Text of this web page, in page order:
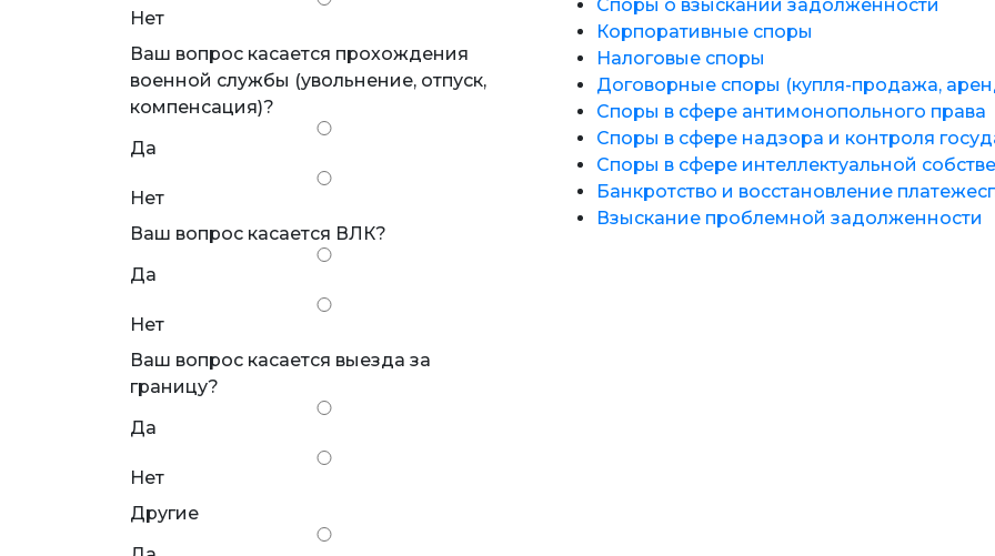
Нет
Ваш вопрос касается прохождения
военной службы (увольнение, отпуск,
компенсация)?
Да
Нет
Ваш вопрос касается ВЛК?
Да
Нет
Ваш вопрос касается выезда за
границу?
Да
Нет
Другие
Споры о взыскании задолженности
Корпоративные споры
Налоговые споры
Договорные споры (купля-продажа,
Споры в сфере антимонопольного права
Споры в сфере надзора и контроля
Споры в сфере интеллектуальной
Банкротство и восстановление
Взыскание проблемной задолженности